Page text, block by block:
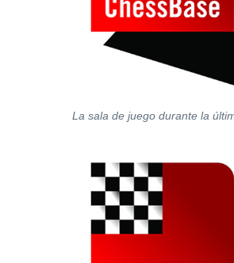
La sala de juego durante la